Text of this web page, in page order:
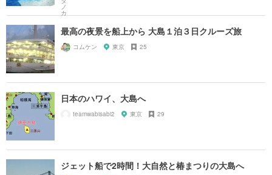
最高の夜景を船上から 大島１泊３日クルーズ旅
コムケン 東京 25
日本のハワイ、大島へ
teamwabisabi2 東京 29
ジェット船で2時間！大自然と椿まつりの大島へ